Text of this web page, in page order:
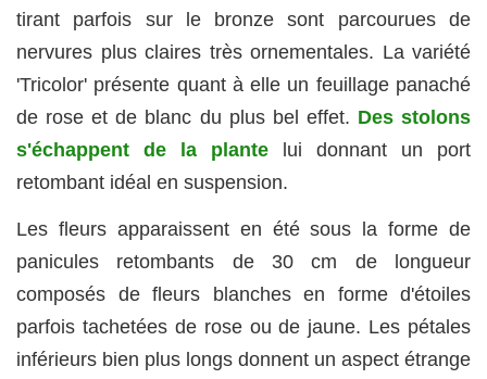
tirant parfois sur le bronze sont parcourues de
nervures plus claires très ornementales. La variété
'Tricolor' présente quant à elle un feuillage panaché
de rose et de blanc du plus bel effet. Des stolons
s'échappent de la plante lui donnant un port
retombant idéal en suspension.
Les fleurs apparaissent en été sous la forme de
panicules retombants de 30 cm de longueur
composés de fleurs blanches en forme d'étoiles
parfois tachetées de rose ou de jaune. Les pétales
inférieurs bien plus longs donnent un aspect étrange